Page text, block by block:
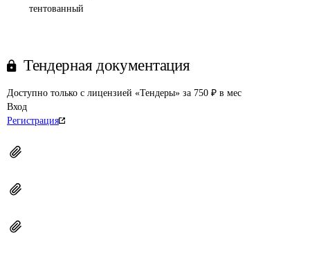
тентованный
Тендерная документация
Доступно только с лицензией «Тендеры» за 750 ₽ в мес
Вход
Регистрация